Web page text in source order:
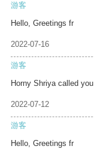
游客
Hello, Greetings fr
2022-07-16
游客
Horny Shriya called you
2022-07-12
游客
Hello, Greetings fr